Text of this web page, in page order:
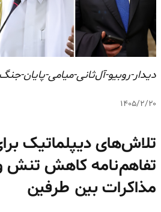
دیدار-روبیو-آل‌ثانی-میامی-پایان-
۱۴۰۵/۲/۲۰
تلاش‌های دیپلماتیک
تفاهم‌نامه کاهش تنش
مذاکرات بین طرفین